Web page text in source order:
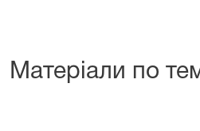
Матеріали по